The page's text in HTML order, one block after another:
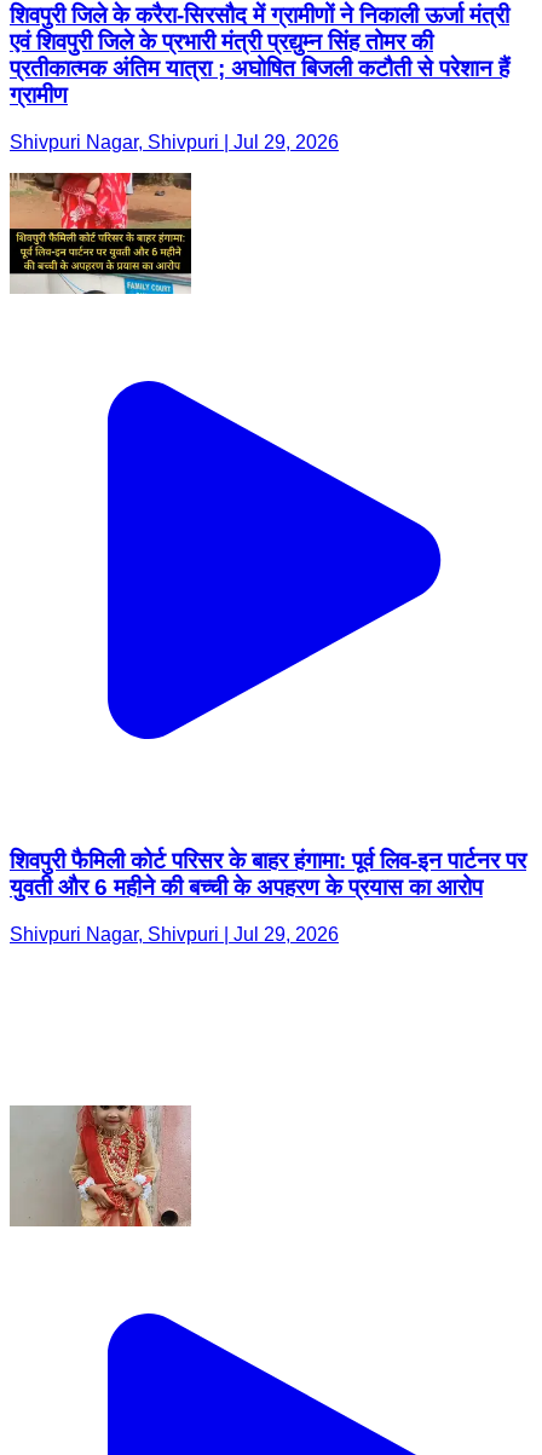
शिवपुरी जिले के करैरा-सिरसौद में ग्रामीणों ने निकाली ऊर्जा मंत्री
एवं शिवपुरी जिले के प्रभारी मंत्री प्रद्युम्न सिंह तोमर की
प्रतीकात्मक अंतिम यात्रा ; अघोषित बिजली कटौती से परेशान हैं
ग्रामीण
Shivpuri Nagar, Shivpuri | Jul 29, 2026
शिवपुरी फैमिली कोर्ट परिसर के बाहर हंगामा: पूर्व लिव-इन पार्टनर पर
युवती और 6 महीने की बच्ची के अपहरण के प्रयास का आरोप
Shivpuri Nagar, Shivpuri | Jul 29, 2026